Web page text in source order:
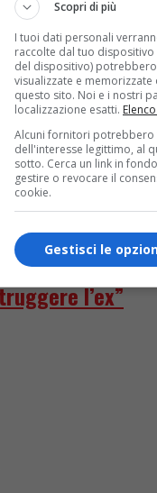
rivoluzionata
l’ex”
Scopri di più
I tuoi dati personali
raccolte dal tuo
del dispositivo)
visualizzate e
questo sito. Noi e i nostri
localizzazione esatti.
Alcuni fornitori potrebbero
dell'interesse legittimo, al
sotto. Cerca un link in
gestire o revocare il
cookie.
Gestisci le